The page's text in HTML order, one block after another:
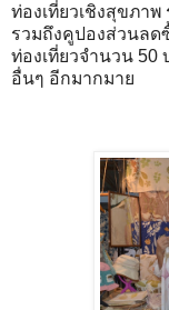
ท่องเที่ยวเชิงสุขภา
รวมถึงคูปองส่วนลด
ท่องเที่ยวจำนวน 50
อื่นๆ อีกมากมาย